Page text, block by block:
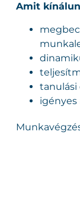
Amit
tanulási